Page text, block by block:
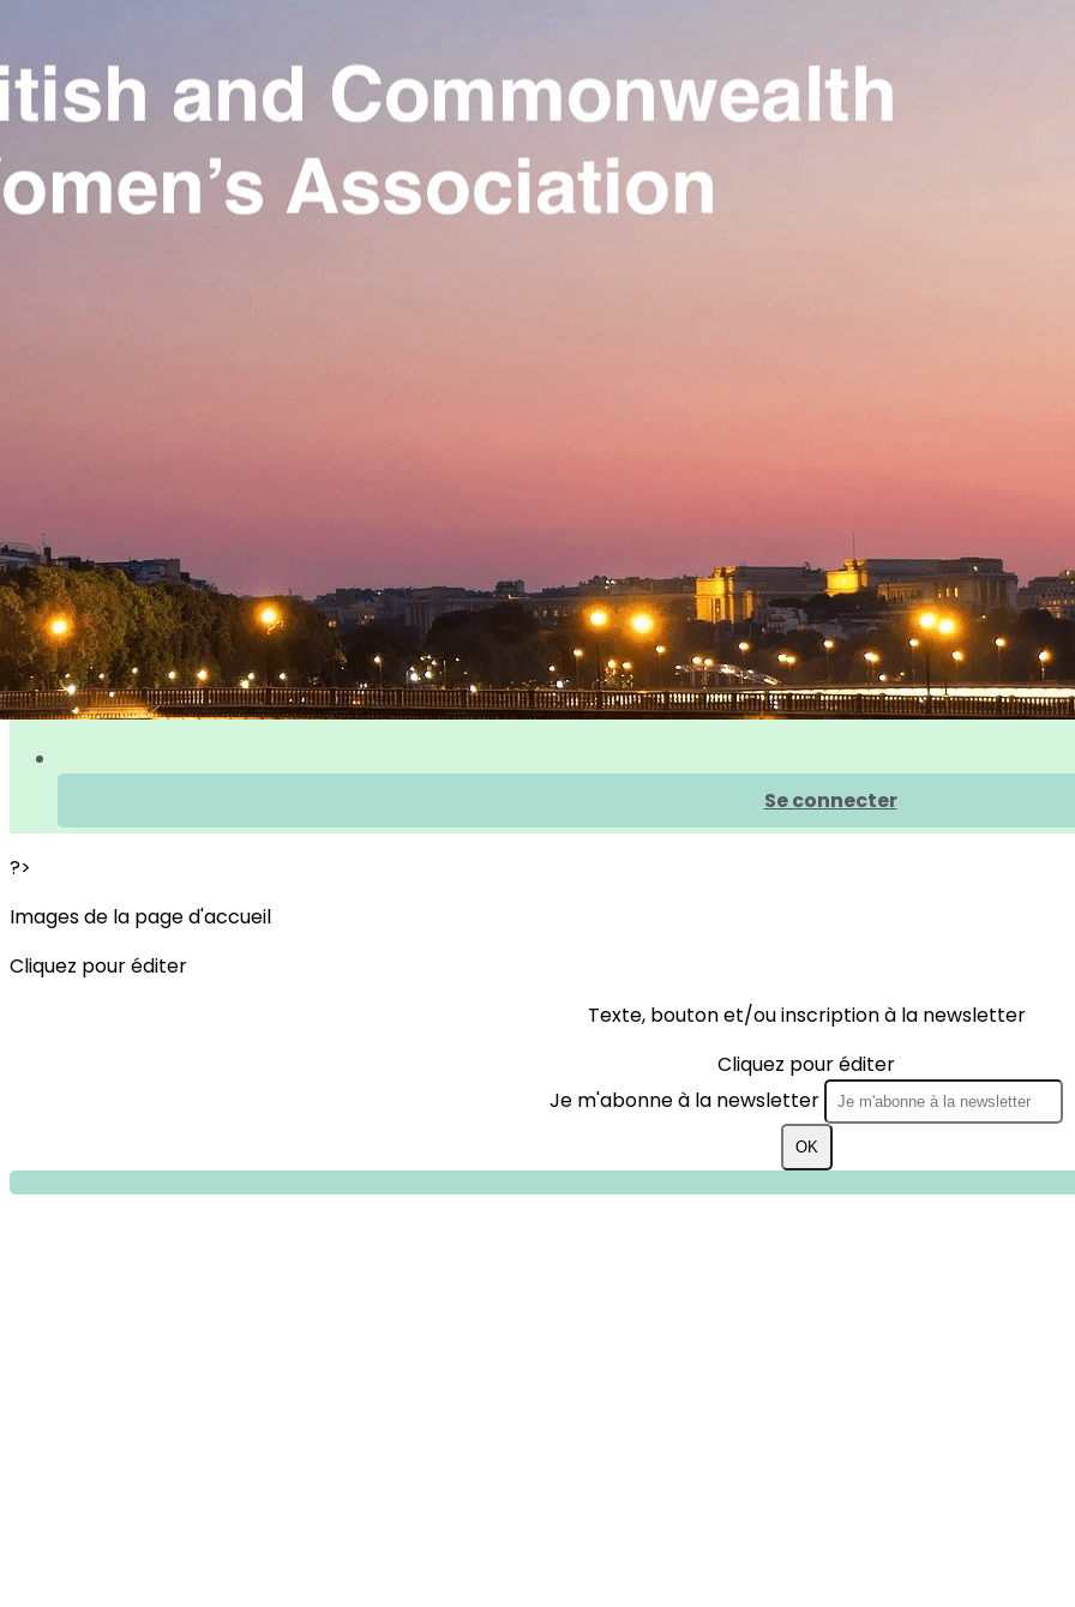
Exporter uniquement les colonnes affichées
Ajoutez un logo, un bouton, des réseaux sociaux
Se connecter
?>
Images de la page d'accueil
Cliquez pour éditer
Texte, bouton et/ou inscription à la newsletter
Cliquez pour éditer
Je m'abonne à la newsletter
OK